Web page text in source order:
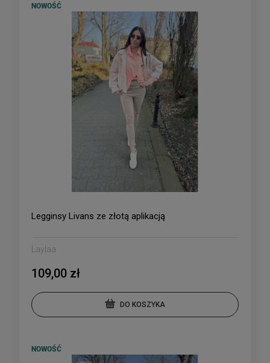
Legginsy Livans ze złotą aplikacją
Laylaa
109,00 zł
DO KOSZYKA
NOWOŚĆ
NOWOŚĆ